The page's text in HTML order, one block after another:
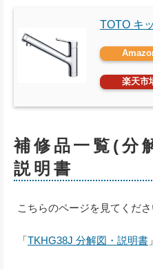
TOTO キ
楽天市
補修品一覧(分
説明書
こちらのページを見てくださ
「 TKHG38J 分解図・説明書 」